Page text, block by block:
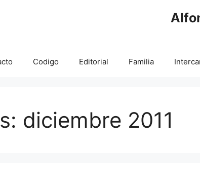
Codigo Editorial Familia
diciembre 2011